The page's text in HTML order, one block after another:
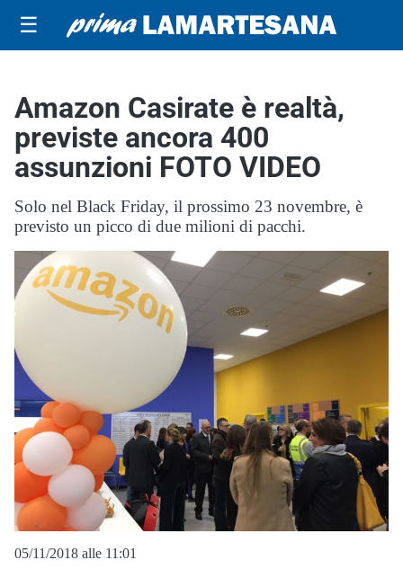
☰
Amazon Casirate è realtà,
previste ancora 400
assunzioni FOTO VIDEO
Solo nel Black Friday, il prossimo 23 novembre, è
previsto un picco di due milioni di pacchi.
05/11/2018 alle 11:01